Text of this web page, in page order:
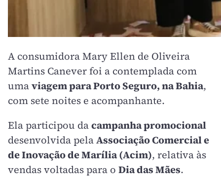
A consumidora Mary Ellen de Oliveira
Martins Canever foi a contemplada com
umaviagem para Porto Seguro, na Bahia,
com sete noites e acompanhante.
Ela participou dacampanha promocional
desenvolvida pelaAssociação Comercial e
de Inovação de Marília (Acim), relativa às
vendas voltadas para o Dia das Mães.